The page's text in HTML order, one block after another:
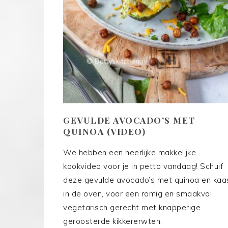
GEVULDE AVOCADO’S MET
QUINOA (VIDEO)
We hebben een heerlijke makkelijke
kookvideo voor je in petto vandaag! Schuif
deze gevulde avocado’s met quinoa en
in de oven, voor een romig en smaakvol
vegetarisch gerecht met knapperige
geroosterde kikkererwten.